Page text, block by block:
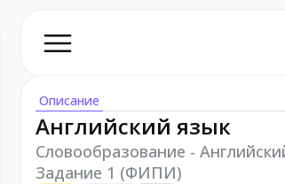
Описание
Английский язык
Словообразование -
Задание 1 (ФИПИ)